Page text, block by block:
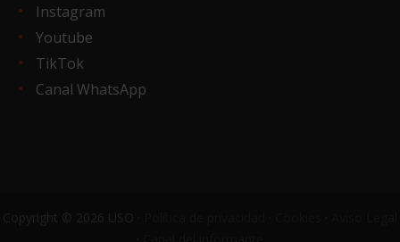
Instagram
Youtube
TikTok
Canal WhatsApp
Copyright © 2026 USO ·